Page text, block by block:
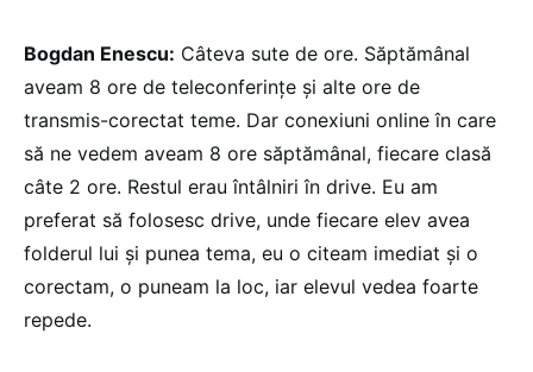
Bogdan Enescu: Câteva sute de ore. Săptămânal
aveam 8 ore de teleconferințe și alte ore de
transmis-corectat teme. Dar conexiuni online în care
să ne vedem aveam 8 ore săptămânal, fiecare clasă
câte 2 ore. Restul erau întâlniri în drive. Eu am
preferat să folosesc drive, unde fiecare elev avea
folderul lui și punea tema, eu o citeam imediat și o
corectam, o puneam la loc, iar elevul vedea foarte
repede.